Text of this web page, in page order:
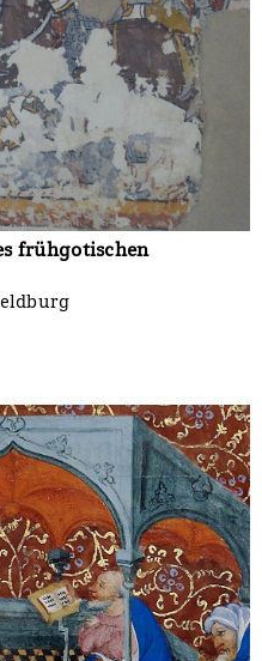
frühgotischen